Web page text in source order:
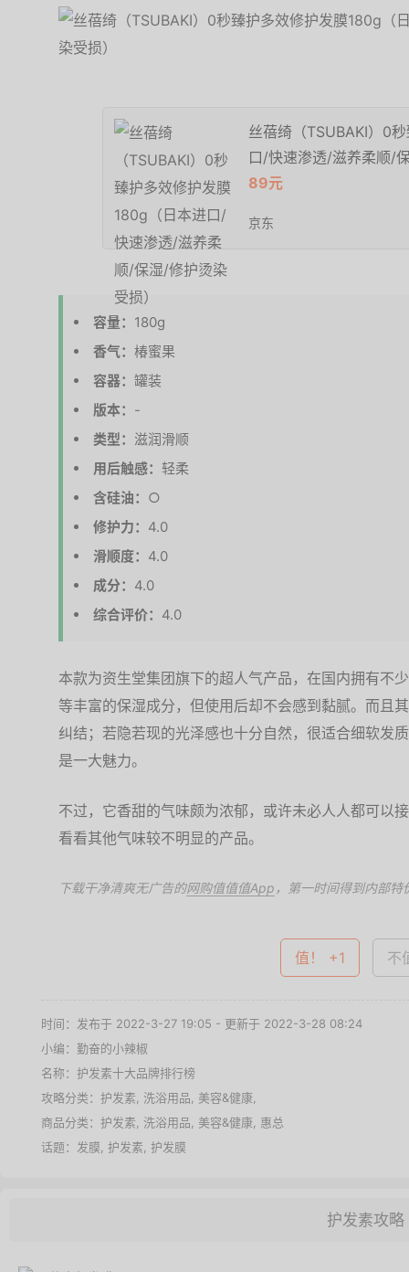
丝蓓绮（TSUBAKI）0
口/快速渗透/滋养柔顺/
89元
京东
容量： 180g
香气： 椿蜜果
容器： 罐装
版本： -
类型： 滋润滑顺
用后触感： 轻柔
含硅油： ○
修护力： 4.0
滑顺度： 4.0
成分： 4.0
综合评价： 4.0
本款为资生堂集团旗下的超人气产品，在国内拥有不
等丰富的保湿成分，但使用后却不会感到黏腻。而且
纠结；若隐若现的光泽感也十分自然，很适合细软发
是一大魅力。
不过，它香甜的气味颇为浓郁，或许未必人人都可以
看看其他气味较不明显的产品。
下载干净清爽无广告的网购值值值App ，第一时间得到内部特
值！ +1 不
时间：发布于 2022-3-27 19:05 - 更新于 2022-3-28 08:24
小编：勤奋的小辣椒
名称： 护发素十大品牌排行榜
攻略分类： 护发素 洗浴用品 美容&健康
商品分类： 护发素 洗浴用品 美容&健康 惠总
话题： 发膜 护发素 护发膜
护发素攻略